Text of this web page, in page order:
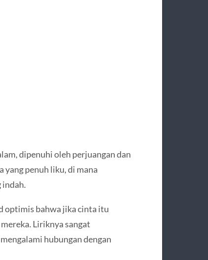
dipenuhi oleh perjuangan dan
penuh liku, di mana
indah.
optimis bahwa jika cinta itu
Liriknya sangat
hubungan dengan